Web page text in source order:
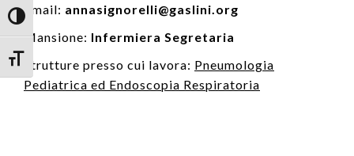
Attiva/disattiva alto contrasto
Attiva/disattiva dimensione testo
Email: annasignorelli@gaslini.org
Mansione: Infermiera Segretaria
Strutture presso cui lavora: Pneumologia
Pediatrica ed Endoscopia Respiratoria